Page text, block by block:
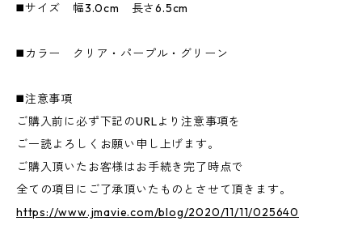
◼️サイズ 幅3.0cm 長さ6.5cm
◼️カラー クリア・パープル・グリーン
◼️注意事項
ご購入前に必ず下記のURLより注意事項を
ご一読よろしくお願い申し上げます。
ご購入頂いたお客様はお手続き完了時点で
全ての項目にご了承頂いたものとさせて頂きます。
https://www.jmavie.com/blog/2020/11/11/025640